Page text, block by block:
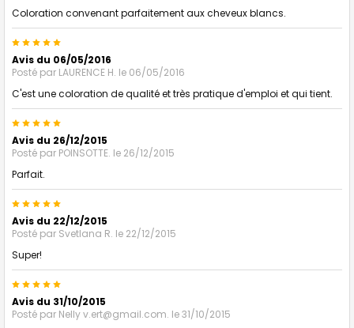
Coloration convenant parfaitement aux cheveux blancs.
5
Avis du 06/05/2016
Posté par LAURENCE H. le 06/05/2016
C'est une coloration de qualité et très pratique d'emploi et qui tient.
5
Avis du 26/12/2015
Posté par POINSOTTE. le 26/12/2015
Parfait.
5
Avis du 22/12/2015
Posté par Svetlana R. le 22/12/2015
Super!
5
Avis du 31/10/2015
Posté par Nelly v.ert@gmail.com. le 31/10/2015